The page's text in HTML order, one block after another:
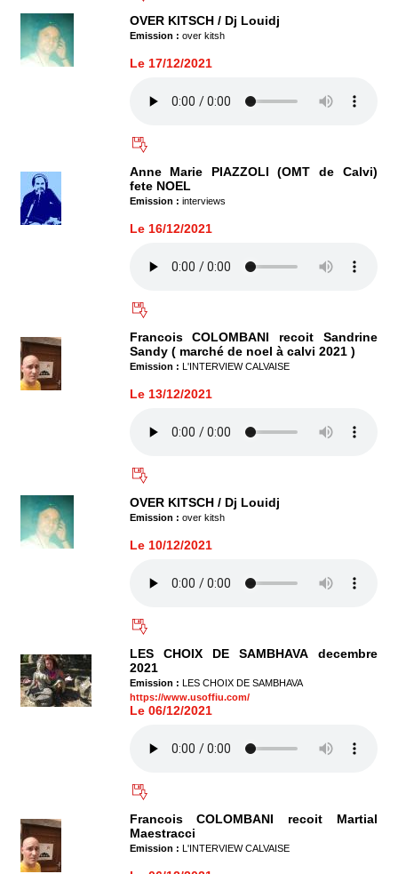
OVER KITSCH / Dj Louidj
Emission : over kitsh
Le 17/12/2021
Anne Marie PIAZZOLI (OMT de Calvi)
fete NOEL
Emission : interviews
Le 16/12/2021
Francois COLOMBANI recoit Sandrine
Sandy ( marché de noel à calvi 2021 )
Emission : L'INTERVIEW CALVAISE
Le 13/12/2021
OVER KITSCH / Dj Louidj
Emission : over kitsh
Le 10/12/2021
LES CHOIX DE SAMBHAVA decembre
2021
Emission : LES CHOIX DE SAMBHAVA
https://www.usoffiu.com/
Le 06/12/2021
Francois COLOMBANI recoit Martial
Maestracci
Emission : L'INTERVIEW CALVAISE